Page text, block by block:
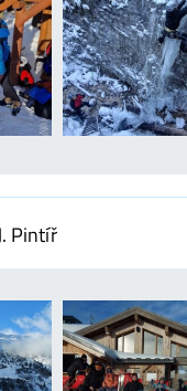
Pintíř